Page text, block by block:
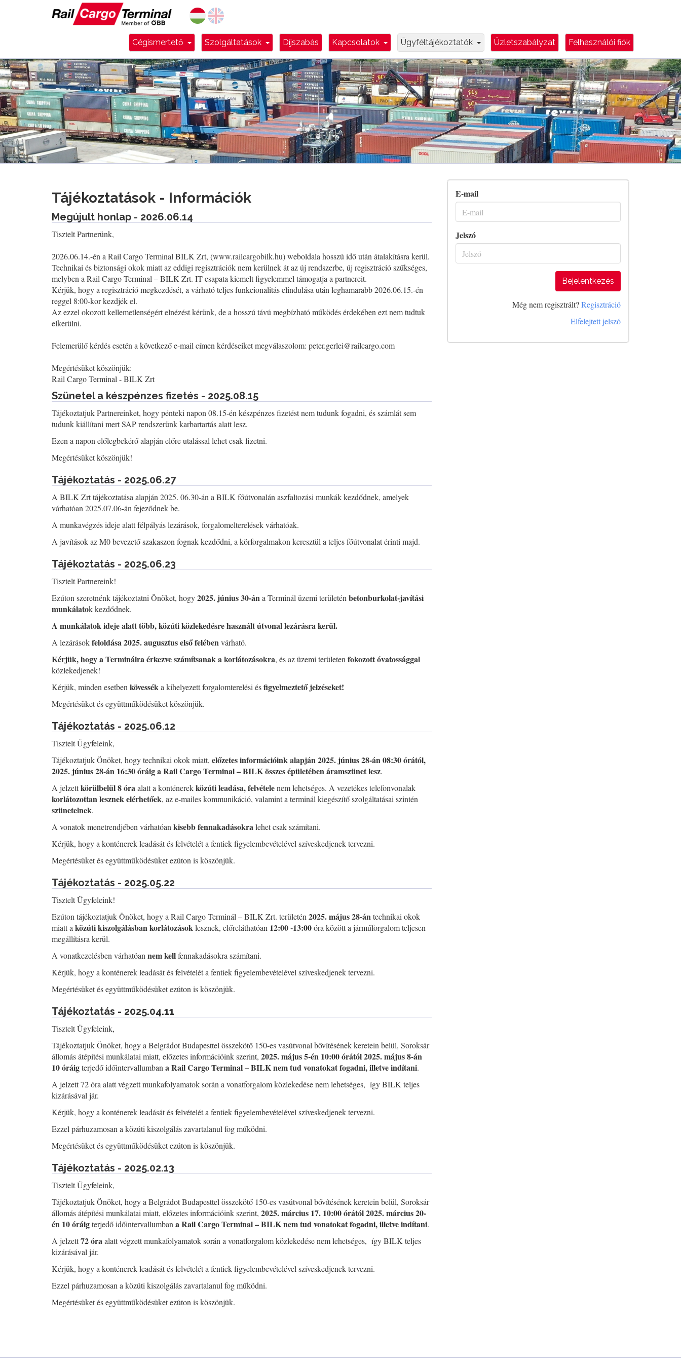
Cégismertető Dropdown Toggle
Szolgáltatások Dropdown Toggle
Díjszabás Kapcsolatok Dropdown Toggle
Ügyféltájékoztatók Dropdown Toggle
Üzletszabályzat Felhasználói fiók
Tájékoztatások - Információk
Megújult honlap - 2026.06.14
Tisztelt Partnerünk,
2026.06.14.-én a Rail Cargo Terminal BILK Zrt, (www.railcargobilk.hu) weboldala hosszú idő után átalakításra kerül.
Technikai és biztonsági okok miatt az eddigi regisztrációk nem kerülnek át az új rendszerbe, új regisztráció szűkséges,
melyben a Rail Cargo Terminal – BILK Zrt. IT csapata kiemelt figyelemmel támogatja a partnereit.
Kérjük, hogy a regisztráció megkezdését, a várható teljes funkcionalitás elindulása után leghamarabb 2026.06.15.-én
reggel 8:00-kor kezdjék el.
Az ezzel okozott kellemetlenségért elnézést kérünk, de a hosszú távú megbízható működés érdekében ezt nem tudtuk
elkerülni.
Felemerülő kérdés esetén a következő e-mail címen kérdéseiket megválaszolom: peter.gerlei@railcargo.com
Megértésüket köszönjük:
Rail Cargo Terminal - BILK Zrt
Szünetel a készpénzes fizetés - 2025.08.15
Tájékoztatjuk Partnereinket, hogy pénteki napon 08.15-én készpénzes fizetést nem tudunk fogadni, és számlát sem
tudunk kiállítani mert SAP rendszerünk karbartartás alatt lesz.
Ezen a napon előlegbekérő alapján előre utalással lehet csak fizetni.
Megértésüket köszönjük!
Tájékoztatás - 2025.06.27
A BILK Zrt tájékoztatása alapján 2025. 06.30-án a BILK főútvonalán aszfaltozási munkák kezdődnek, amelyek
várhatóan 2025.07.06-án fejeződnek be.
A munkavégzés ideje alatt félpályás lezárások, forgalomelterelések várhatóak.
A javítások az M0 bevezető szakaszon fognak kezdődni, a körforgalmakon keresztül a teljes főútvonalat érinti majd.
Tájékoztatás - 2025.06.23
Tisztelt Partnereink!
Ezúton szeretnénk tájékoztatni Önöket, hogy2025. június 30-ána Terminál üzemi területén betonburkolat-javítási
munkálatok kezdődnek.
A munkálatok ideje alatt több, közúti közlekedésre használt útvonal lezárásra kerül.
A lezárásokfeloldása 2025. augusztus első felébenvárható.
Kérjük, hogy a Terminálra érkezve számítsanak a korlátozásokra, és az üzemi területen fokozott óvatossággal
közlekedjenek!
Kérjük, minden esetben kövesséka kihelyezett forgalomterelési ésfigyelmeztető jelzéseket!
Megértésüket és együttműködésüket köszönjük.
Tájékoztatás - 2025.06.12
Tisztelt Ügyfeleink,
Tájékoztatjuk Önöket, hogy technikai okok miatt, előzetes információink alapján 2025. június 28-án 08:30 órától,
2025. június 28-án 16:30 óráig a Rail Cargo Terminal – BILK összes épületében áramszünet lesz.
A jelzettkörülbelül 8 óraalatt a konténerekközúti leadása, felvételenem lehetséges. A vezetékes telefonvonalak
korlátozottan lesznek elérhetőek, az e-mailes kommunikáció, valamint a terminál kiegészítő szolgáltatásai szintén
szünetelnek.
A vonatok menetrendjében várhatóan kisebb fennakadásokralehet csak számítani.
Kérjük, hogy a konténerek leadását és felvételét a fentiek figyelembevételével szíveskedjenek tervezni.
Megértésüket és együttműködésüket ezúton is köszönjük.
Tájékoztatás - 2025.05.22
Tisztelt Ügyfeleink!
Ezúton tájékoztatjuk Önöket, hogy a Rail Cargo Terminál – BILK Zrt. területén 2025. május 28-ántechnikai okok
miatt a közúti kiszolgálásban korlátozásoklesznek, előreláthatóan 12:00 -13:00óra között a járműforgalom teljesen
megállításra kerül.
A vonatkezelésben várhatóan nem kellfennakadásokra számítani.
Kérjük, hogy a konténerek leadását és felvételét a fentiek figyelembevételével szíveskedjenek tervezni.
Megértésüket és együttműködésüket ezúton is köszönjük.
Tájékoztatás - 2025.04.11
Tisztelt Ügyfeleink,
Tájékoztatjuk Önöket, hogy a Belgrádot Budapesttel összekötő 150-es vasútvonal bővítésének keretein belül, Soroksár
állomás átépítési munkálatai miatt, előzetes információink szerint, 2025. május 5-én 10:00 órától 2025. május 8-án
10 óráigterjedő időintervallumban a Rail Cargo Terminal – BILK nem tud vonatokat fogadni, illetve indítani.
A jelzett 72 óra alatt végzett munkafolyamatok során a vonatforgalom közlekedése nem lehetséges, így BILK teljes
kizárásával jár.
Kérjük, hogy a konténerek leadását és felvételét a fentiek figyelembevételével szíveskedjenek tervezni.
Ezzel párhuzamosan a közúti kiszolgálás zavartalanul fog működni.
Megértésüket és együttműködésüket ezúton is köszönjük.
Tájékoztatás - 2025.02.13
Tisztelt Ügyfeleink,
Tájékoztatjuk Önöket, hogy a Belgrádot Budapesttel összekötő 150-es vasútvonal bővítésének keretein belül, Soroksár
állomás átépítési munkálatai miatt, előzetes információink szerint, 2025. március 17. 10:00 órától 2025. március 20-
én 10 óráigterjedő időintervallumban a Rail Cargo Terminal – BILK nem tud vonatokat fogadni, illetve indítani.
A jelzett72 óraalatt végzett munkafolyamatok során a vonatforgalom közlekedése nem lehetséges, így BILK teljes
kizárásával jár.
Kérjük, hogy a konténerek leadását és felvételét a fentiek figyelembevételével szíveskedjenek tervezni.
Ezzel párhuzamosan a közúti kiszolgálás zavartalanul fog működni.
Megértésüket és együttműködésüket ezúton is köszönjük.
E-mail
Jelszó
Bejelentkezés
Még nem regisztrált?Regisztráció
Elfelejtett jelszó